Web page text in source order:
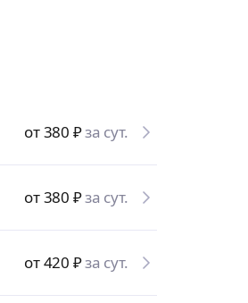
от 380 ₽за сут.
от 380 ₽за сут.
от 420 ₽за сут.